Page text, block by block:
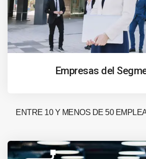
Empresas del
ENTRE 10 Y MENOS DE 50